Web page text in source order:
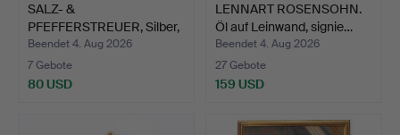
SALZ- &
PFEFFERSTREUER, Silber,
Birmingham…
Beendet 4. Aug 2026
7 Gebote
80 USD
LENNART ROSENSOHN.
Öl auf Leinwand, signie…
Beendet 4. Aug 2026
27 Gebote
159 USD